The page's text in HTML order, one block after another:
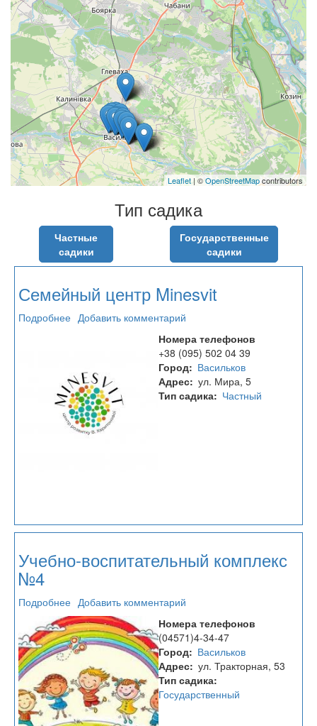
Leaflet | ©OpenStreetMapcontributors
Тип садика
Частные
садики
Государственные
садики
Семейный центр Minesvit
Подробнее Добавить комментарий
Номера телефонов
+38 (095) 502 04 39
Город
Васильков
Адрес ул. Мира, 5
Тип садика
Частный
Учебно-воспитательный комплекс
№4
Подробнее
Учебно-
воспитательный
комплекс
№4
Добавить комментарий
Номера телефонов
(04571)4-34-47
Город
Васильков
Адрес ул. Тракторная, 53
Тип садика
Государственный